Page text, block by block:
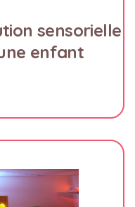
sensorielle
enfant